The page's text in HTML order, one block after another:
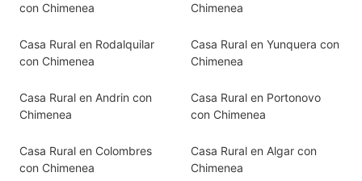
con Chimenea
Chimenea
Casa Rural en Rodalquilar
con Chimenea
Casa Rural en Yunquera con
Chimenea
Casa Rural en Andrin con
Chimenea
Casa Rural en Portonovo
con Chimenea
Casa Rural en Colombres
con Chimenea
Casa Rural en Algar con
Chimenea